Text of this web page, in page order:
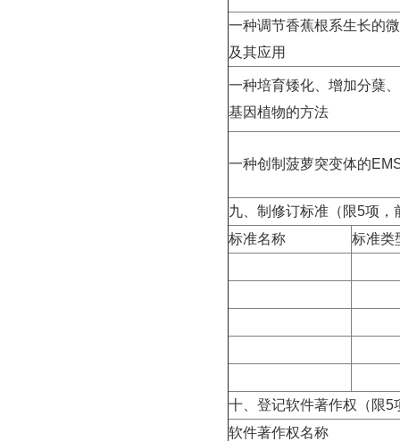
一种调节香蕉根系生长的
及其应用
一种培育矮化、增加分蘖
基因植物的方法
一种创制菠萝突变体的
九、制修订标准（限5项，
标准名称
标准类
十、登记软件著作权（限5
软件著作权名称